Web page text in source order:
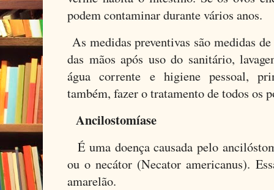
podem contaminar durante vários anos.
As medidas preventivas são medidas
das mãos após uso do sanitário,
água corrente e higiene pessoal,
também, fazer o tratamento de todos os
Ancilostomíase
É uma doença causada pelo
ou o necátor (Necator americanus).
amarelão.